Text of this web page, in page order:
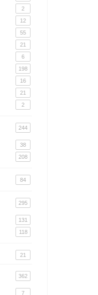
2
12
55
21
6
198
16
21
2
244
38
208
84
295
131
118
21
362
7